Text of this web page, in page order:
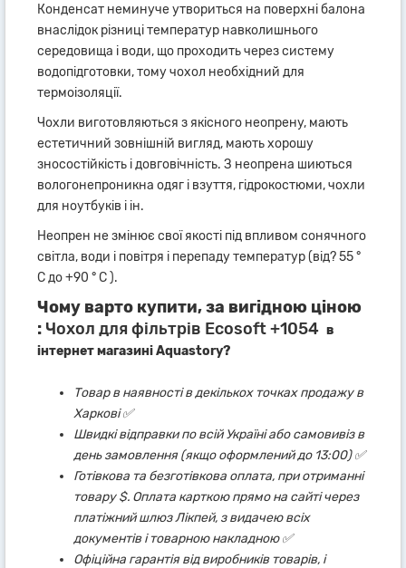
Конденсат неминуче утвориться на поверхні балона
внаслідок різниці температур навколишнього
середовища і води, що проходить через систему
водопідготовки, тому чохол необхідний для
термоізоляції.
Чохли виготовляються з якісного неопрену, мають
естетичний зовнішній вигляд, мають хорошу
зносостійкість і довговічність. З неопрена шиються
вологонепроникна одяг і взуття, гідрокостюми, чохли
для ноутбуків і ін.
Неопрен не змінює свої якості під впливом сонячного
світла, води і повітря і перепаду температур (від? 55 °
C до +90 ° C ).
Чому варто купити, за вигідною ціною
: Чохол для фільтрів Ecosoft +1054 в
інтернет магазині Aquastory?
Товар в наявності в декількох точках продажу в
Харкові ✅
Швидкі відправки по всій Україні або самовивіз в
день замовлення (якщо оформлений до 13:00) ✅
Готівкова та безготівкова оплата, при отриманні
товару $. Оплата карткою прямо на сайті через
платіжний шлюз Лікпей, з видачею всіх
документів і товарною накладною ✅
Офіційна гарантія від виробників товарів, і